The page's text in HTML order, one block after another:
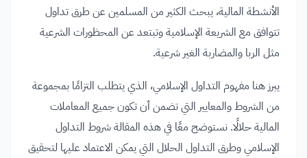
الأنشطة المالية، يبحث الكثير من المسلمين عن طرق تداول
تتوافق مع الشريعة الإسلامية وتبتعد عن المحظورات الشرعية
مثل الربا والمضاربة الغير شرعية.
يبرز هنا مفهوم التداول الإسلامي، الذي يتطلب التزامًا بمجموعة
من الشروط والمعايير التي تضمن أن تكون جميع المعاملات
المالية حلالًا. نستوضح معًا في هذه المقالة شروط التداول
الإسلامي وطرق التداول الحلال التي يمكن الاعتماد عليها لتحقيق